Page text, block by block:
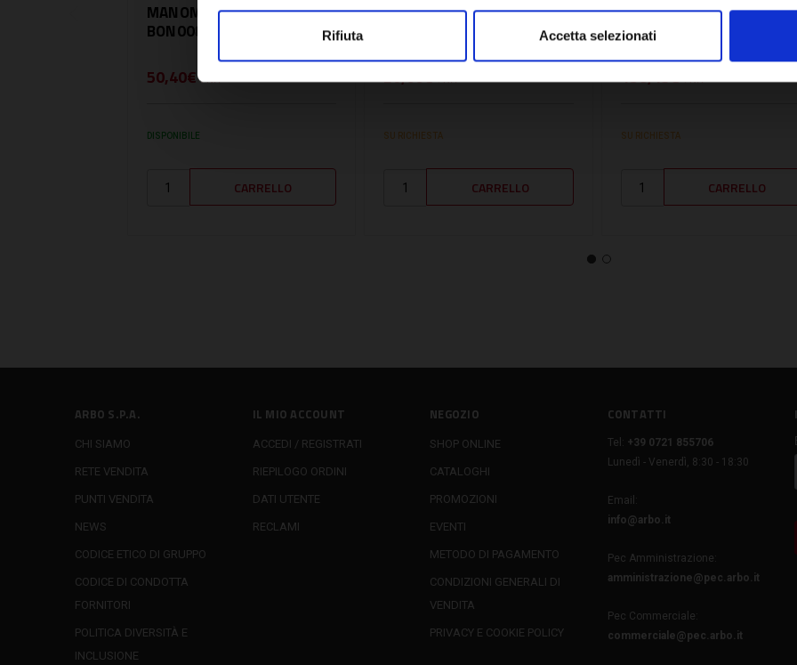
Rifiuta Accetta selezionati
MANOMETRO 0-4 BAR -
BON008561902
50,40€+ IVA
DISPONIBILE
MANOMETRO 0-4 bar
L=1000 - BA710547500
20,66€+ IVA
SU RICHIESTA
MANOMETRO CON
CAPILLARE 0-4 BAR -
158,49€+ IVA
SU RICHIESTA
ARBO S.P.A.
CHI SIAMO
RETE VENDITA
PUNTI VENDITA
NEWS
CODICE ETICO DI GRUPPO
CODICE DI CONDOTTA
FORNITORI
POLITICA DIVERSITÀ E
INCLUSIONE
IL MIO ACCOUNT
ACCEDI / REGISTRATI
RIEPILOGO ORDINI
DATI UTENTE
RECLAMI
NEGOZIO
SHOP ONLINE
CATALOGHI
PROMOZIONI
EVENTI
METODO DI PAGAMENTO
CONDIZIONI GENERALI DI
VENDITA
PRIVACY E COOKIE POLICY
CONTATTI
Tel:
+39 0721 855706
Lunedì - Venerdì, 8:30 - 18:30
Email:
info@arbo.it
Pec Amministrazione:
amministrazione@pec.arbo.it
Pec Commerciale:
commerciale@pec.arbo.it